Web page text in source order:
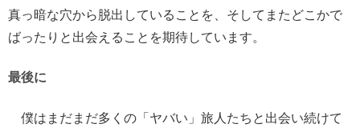
真っ暗な穴から脱出していることを、そしてまたどこかで
ばったりと出会えることを期待しています。
最後に
僕はまだまだ多くの「ヤバい」旅人たちと出会い続けて